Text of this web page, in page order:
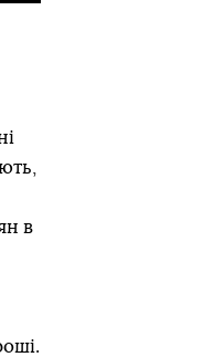
в